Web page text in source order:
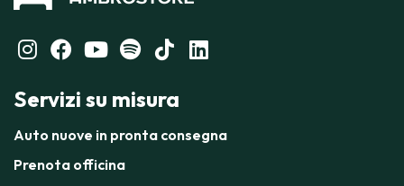
Servizi su misura
Auto nuove in pronta consegna
Prenota officina